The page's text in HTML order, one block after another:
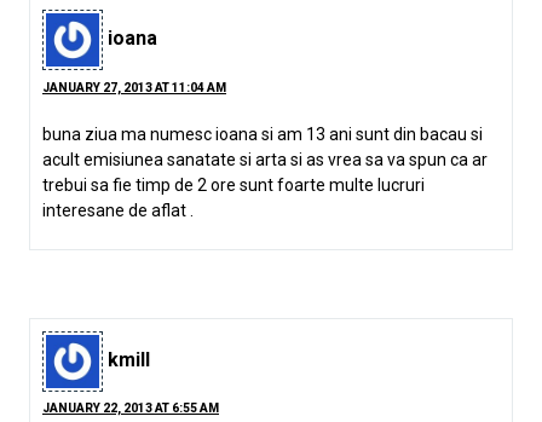
ioana
JANUARY 27, 2013 AT 11:04 AM
buna ziua ma numesc ioana si am 13 ani sunt din bacau si
acult emisiunea sanatate si arta si as vrea sa va spun ca ar
trebui sa fie timp de 2 ore sunt foarte multe lucruri
interesane de aflat .
kmill
JANUARY 22, 2013 AT 6:55 AM